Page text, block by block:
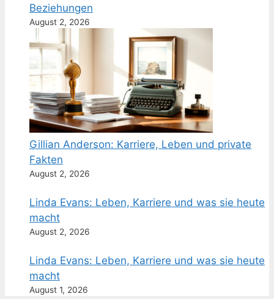
Beziehungen
August 2, 2026
Gillian Anderson: Karriere, Leben und private
Fakten
August 2, 2026
Linda Evans: Leben, Karriere und was sie heute
macht
August 2, 2026
Linda Evans: Leben, Karriere und was sie heute
macht
August 1, 2026